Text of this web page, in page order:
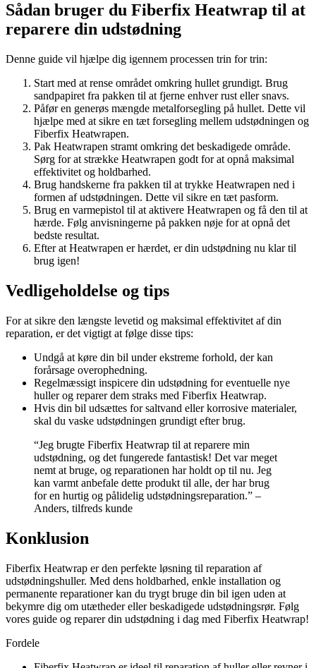
Sådan bruger du Fiberfix Heatwrap til at
reparere din udstødning
Denne guide vil hjælpe dig igennem processen trin for trin:
Start med at rense området omkring hullet grundigt. Brug
sandpapiret fra pakken til at fjerne enhver rust eller snavs.
Påfør en generøs mængde metalforsegling på hullet. Dette vil
hjælpe med at sikre en tæt forsegling mellem udstødningen og
Fiberfix Heatwrapen.
Pak Heatwrapen stramt omkring det beskadigede område.
Sørg for at strække Heatwrapen godt for at opnå maksimal
effektivitet og holdbarhed.
Brug handskerne fra pakken til at trykke Heatwrapen ned i
formen af udstødningen. Dette vil sikre en tæt pasform.
Brug en varmepistol til at aktivere Heatwrapen og få den til at
hærde. Følg anvisningerne på pakken nøje for at opnå det
bedste resultat.
Efter at Heatwrapen er hærdet, er din udstødning nu klar til
brug igen!
Vedligeholdelse og tips
For at sikre den længste levetid og maksimal effektivitet af din
reparation, er det vigtigt at følge disse tips:
Undgå at køre din bil under ekstreme forhold, der kan
forårsage overophedning.
Regelmæssigt inspicere din udstødning for eventuelle nye
huller og reparer dem straks med Fiberfix Heatwrap.
Hvis din bil udsættes for saltvand eller korrosive materialer,
skal du vaske udstødningen grundigt efter brug.
“Jeg brugte Fiberfix Heatwrap til at reparere min
udstødning, og det fungerede fantastisk! Det var meget
nemt at bruge, og reparationen har holdt op til nu. Jeg
kan varmt anbefale dette produkt til alle, der har brug
for en hurtig og pålidelig udstødningsreparation.” –
Anders, tilfreds kunde
Konklusion
Fiberfix Heatwrap er den perfekte løsning til reparation af
udstødningshuller. Med dens holdbarhed, enkle installation og
permanente reparationer kan du trygt bruge din bil igen uden at
bekymre dig om utætheder eller beskadigede udstødningsrør. Følg
vores guide og reparer din udstødning i dag med Fiberfix Heatwrap!
Fordele